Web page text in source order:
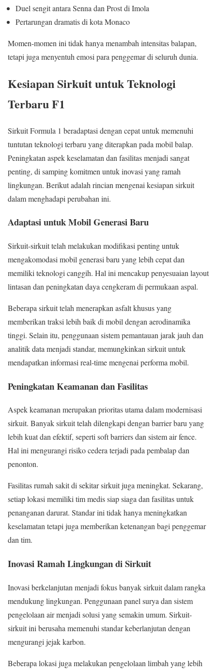
Duel sengit antara Senna dan Prost di Imola
Pertarungan dramatis di kota Monaco
Momen-momen ini tidak hanya menambah intensitas balapan,
tetapi juga menyentuh emosi para penggemar di seluruh dunia.
Kesiapan Sirkuit untuk Teknologi
Terbaru F1
Sirkuit Formula 1 beradaptasi dengan cepat untuk memenuhi
tuntutan teknologi terbaru yang diterapkan pada mobil balap.
Peningkatan aspek keselamatan dan fasilitas menjadi sangat
penting, di samping komitmen untuk inovasi yang ramah
lingkungan. Berikut adalah rincian mengenai kesiapan sirkuit
dalam menghadapi perubahan ini.
Adaptasi untuk Mobil Generasi Baru
Sirkuit-sirkuit telah melakukan modifikasi penting untuk
mengakomodasi mobil generasi baru yang lebih cepat dan
memiliki teknologi canggih. Hal ini mencakup penyesuaian layout
lintasan dan peningkatan daya cengkeram di permukaan aspal.
Beberapa sirkuit telah menerapkan asfalt khusus yang
memberikan traksi lebih baik di mobil dengan aerodinamika
tinggi. Selain itu, penggunaan sistem pemantauan jarak jauh dan
analitik data menjadi standar, memungkinkan sirkuit untuk
mendapatkan informasi real-time mengenai performa mobil.
Peningkatan Keamanan dan Fasilitas
Aspek keamanan merupakan prioritas utama dalam modernisasi
sirkuit. Banyak sirkuit telah dilengkapi dengan barrier baru yang
lebih kuat dan efektif, seperti soft barriers dan sistem air fence.
Hal ini mengurangi risiko cedera terjadi pada pembalap dan
penonton.
Fasilitas rumah sakit di sekitar sirkuit juga meningkat. Sekarang,
setiap lokasi memiliki tim medis siap siaga dan fasilitas untuk
penanganan darurat. Standar ini tidak hanya meningkatkan
keselamatan tetapi juga memberikan ketenangan bagi penggemar
dan tim.
Inovasi Ramah Lingkungan di Sirkuit
Inovasi berkelanjutan menjadi fokus banyak sirkuit dalam rangka
mendukung lingkungan. Penggunaan panel surya dan sistem
pengelolaan air menjadi solusi yang semakin umum. Sirkuit-
sirkuit ini berusaha memenuhi standar keberlanjutan dengan
mengurangi jejak karbon.
Beberapa lokasi juga melakukan pengelolaan limbah yang lebih